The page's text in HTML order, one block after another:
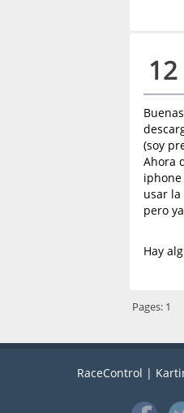
12
(soy
Ahora
usar la
pero
Hay
Pages: 1
RaceControl |